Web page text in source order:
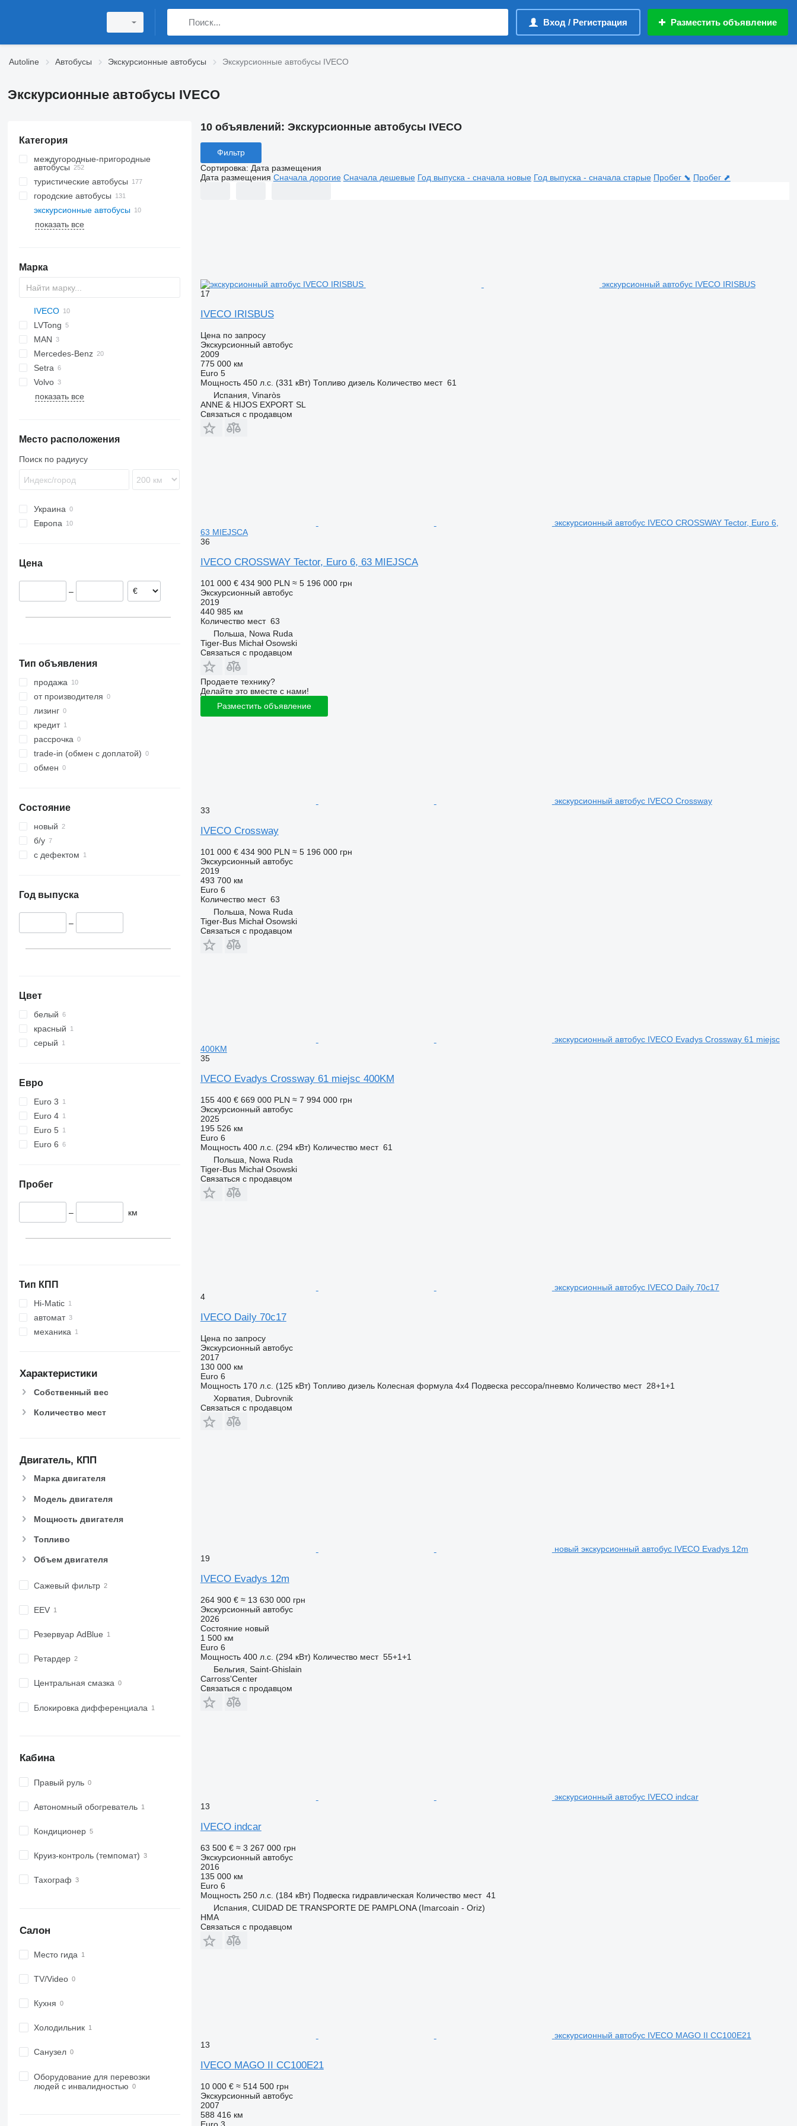
Вход / Регистрация Разместить объявление
Autoline Автобусы Экскурсионные автобусы Экскурсионные автобусы IVECO
Экскурсионные автобусы IVECO
Категория
междугородные-пригородные
автобусы
туристические автобусы
городские автобусы
экскурсионные автобусы
показать все
Марка
Magiq
IVECO
Crossway
Daily
Daily 70
Evadys
Mago
Novo
Visigo
LVTong
MAN
IRIZAR
Mercedes-Benz
Integro
O-series
Sprinter
Navigo
Setra
S-series
Prestij
Futura
Volvo
показать все
Место расположения
Поиск по радиусу
Украина
Европа
Хорватия
Цена
–
Тип объявления
продажа
от производителя
лизинг
кредит
рассрочка
trade-in (обмен с доплатой)
обмен
Состояние
новый
б/у
с дефектом
Год выпуска
–
Цвет
белый
красный
серый
Евро
Euro 3
Euro 4
Euro 5
Euro 6
Пробег
– км
Тип КПП
Hi-Matic
автомат
механика
Характеристики
Собственный вес
Количество мест
Двигатель, КПП
Марка двигателя
Модель двигателя
Мощность двигателя
Топливо
Объем двигателя
Сажевый фильтр
EEV
Резервуар AdBlue
Ретардер
Центральная смазка
Блокировка дифференциала
Кабина
Правый руль
Автономный обогреватель
Кондиционер
Круиз-контроль (темпомат)
Тахограф
Салон
Место гида
TV/Video
Кухня
Холодильник
Санузел
Оборудование для перевозки
людей с инвалидностью
10 объявлений: Экскурсионные автобусы IVECO
Фильтр
Сортировка: Дата размещения
Дата размещения Сначала дорогие Сначала дешевые Год выпуска - сначала новые Год выпуска - сначала старые Пробег ⬊ Пробег ⬈
экскурсионный автобус IVECO IRISBUS
17
IVECO IRISBUS
Цена по запросу
Экскурсионный автобус
2009
775 000 км
Euro 5
Мощность 450 л.с. (331 кВт) Топливо дизель Количество мест 61
Испания, Vinaròs
ANNE & HIJOS EXPORT SL
Связаться с продавцом
экскурсионный автобус IVECO CROSSWAY Tector, Euro 6,
63 MIEJSCA
36
IVECO CROSSWAY Tector, Euro 6, 63 MIEJSCA
101 000 € 434 900 PLN ≈ 5 196 000 грн
Экскурсионный автобус
2019
440 985 км
Количество мест 63
Польша, Nowa Ruda
Tiger-Bus Michał Osowski
Связаться с продавцом
Продаете технику?
Делайте это вместе с нами!
Разместить объявление
экскурсионный автобус IVECO Crossway
33
IVECO Crossway
101 000 € 434 900 PLN ≈ 5 196 000 грн
Экскурсионный автобус
2019
493 700 км
Euro 6
Количество мест 63
Польша, Nowa Ruda
Tiger-Bus Michał Osowski
Связаться с продавцом
экскурсионный автобус IVECO Evadys Crossway 61 miejsc
400KM
35
IVECO Evadys Crossway 61 miejsc 400KM
155 400 € 669 000 PLN ≈ 7 994 000 грн
Экскурсионный автобус
2025
195 526 км
Euro 6
Мощность 400 л.с. (294 кВт) Количество мест 61
Польша, Nowa Ruda
Tiger-Bus Michał Osowski
Связаться с продавцом
экскурсионный автобус IVECO Daily 70c17
4
IVECO Daily 70c17
Цена по запросу
Экскурсионный автобус
2017
130 000 км
Euro 6
Мощность 170 л.с. (125 кВт) Топливо дизель Колесная формула 4x4 Подвеска рессора/пневмо Количество мест 28+1+1
Хорватия, Dubrovnik
Связаться с продавцом
новый экскурсионный автобус IVECO Evadys 12m
19
IVECO Evadys 12m
264 900 € ≈ 13 630 000 грн
Экскурсионный автобус
2026
Состояниеновый
1 500 км
Euro 6
Мощность 400 л.с. (294 кВт) Количество мест 55+1+1
Бельгия, Saint-Ghislain
Carross'Center
Связаться с продавцом
экскурсионный автобус IVECO indcar
13
IVECO indcar
63 500 € ≈ 3 267 000 грн
Экскурсионный автобус
2016
135 000 км
Euro 6
Мощность 250 л.с. (184 кВт) Подвеска гидравлическая Количество мест 41
Испания, CUIDAD DE TRANSPORTE DE PAMPLONA (Imarcoain - Oriz)
HMA
Связаться с продавцом
экскурсионный автобус IVECO MAGO II CC100E21
13
IVECO MAGO II CC100E21
10 000 € ≈ 514 500 грн
Экскурсионный автобус
2007
588 416 км
Euro 3